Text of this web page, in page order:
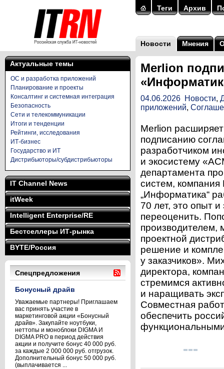
Теги Архив
Новости Мнения
Актуальные темы
ОС и разработка приложений
Планирование и проекты
Консалтинг и системная интеграция
Безопасность
Сети и телекоммуникации
Итоги и тенденции
Рейтинги, исследования
ИТ-бизнес
Государство и ИТ
Дистрибьюторы/субдистрибьюторы
IT Channel News
itWeek
Intelligent Enterprise/RE
Бестселлеры ИТ-рынка
BYTE/Россия
Спецпредложения
Бонусный драйв
Уважаемые партнеры! Приглашаем
вас принять участие в
маркетинговой акции «Бонусный
драйв». Закупайте ноутбуки,
неттопы и моноблоки DIGMA И
DIGMA PRO в период действия
акции и получите бонус 40 000 руб.
за каждые 2 000 000 руб. отгрузок.
Дополнительный бонус 50 000 руб.
(выплачивается ...
Merlion
04.06.2026 Новости,
приложений,
Merlion
подписанию
разработчиком
и экосистему
департамента
систем,
„Информатика“
70 лет, это опыт
переоценить.
производителем,
проектной
решение и
у заказчиков».
директора,
стремимся
и наращивать
Совместная
обеспечить